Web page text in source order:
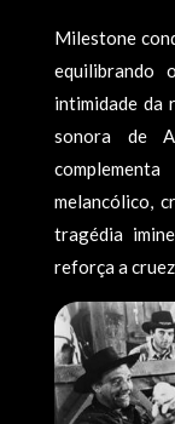
Milestone
equilibrando
intimidade da
sonora de
melancólico,
tragédia
reforça a